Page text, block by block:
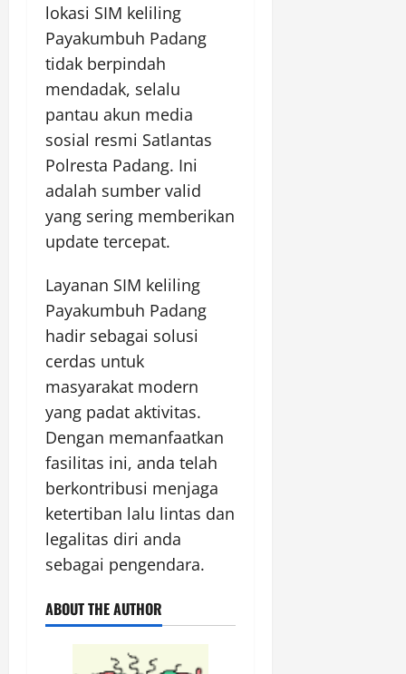
lokasi SIM keliling
Payakumbuh Padang
tidak berpindah
mendadak, selalu
pantau akun media
sosial resmi Satlantas
Polresta Padang. Ini
adalah sumber valid
yang sering memberikan
update tercepat.
Layanan SIM keliling
Payakumbuh Padang
hadir sebagai solusi
cerdas untuk
masyarakat modern
yang padat aktivitas.
Dengan memanfaatkan
fasilitas ini, anda telah
berkontribusi menjaga
ketertiban lalu lintas dan
legalitas diri anda
sebagai pengendara.
ABOUT THE AUTHOR